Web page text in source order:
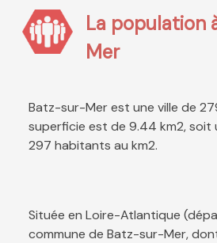
La population
Mer
Batz-sur-Mer est une ville de
superficie est de 9.44 km2, soit
297 habitants au km2.
Située en Loire-Atlantique
commune de Batz-sur-Mer,